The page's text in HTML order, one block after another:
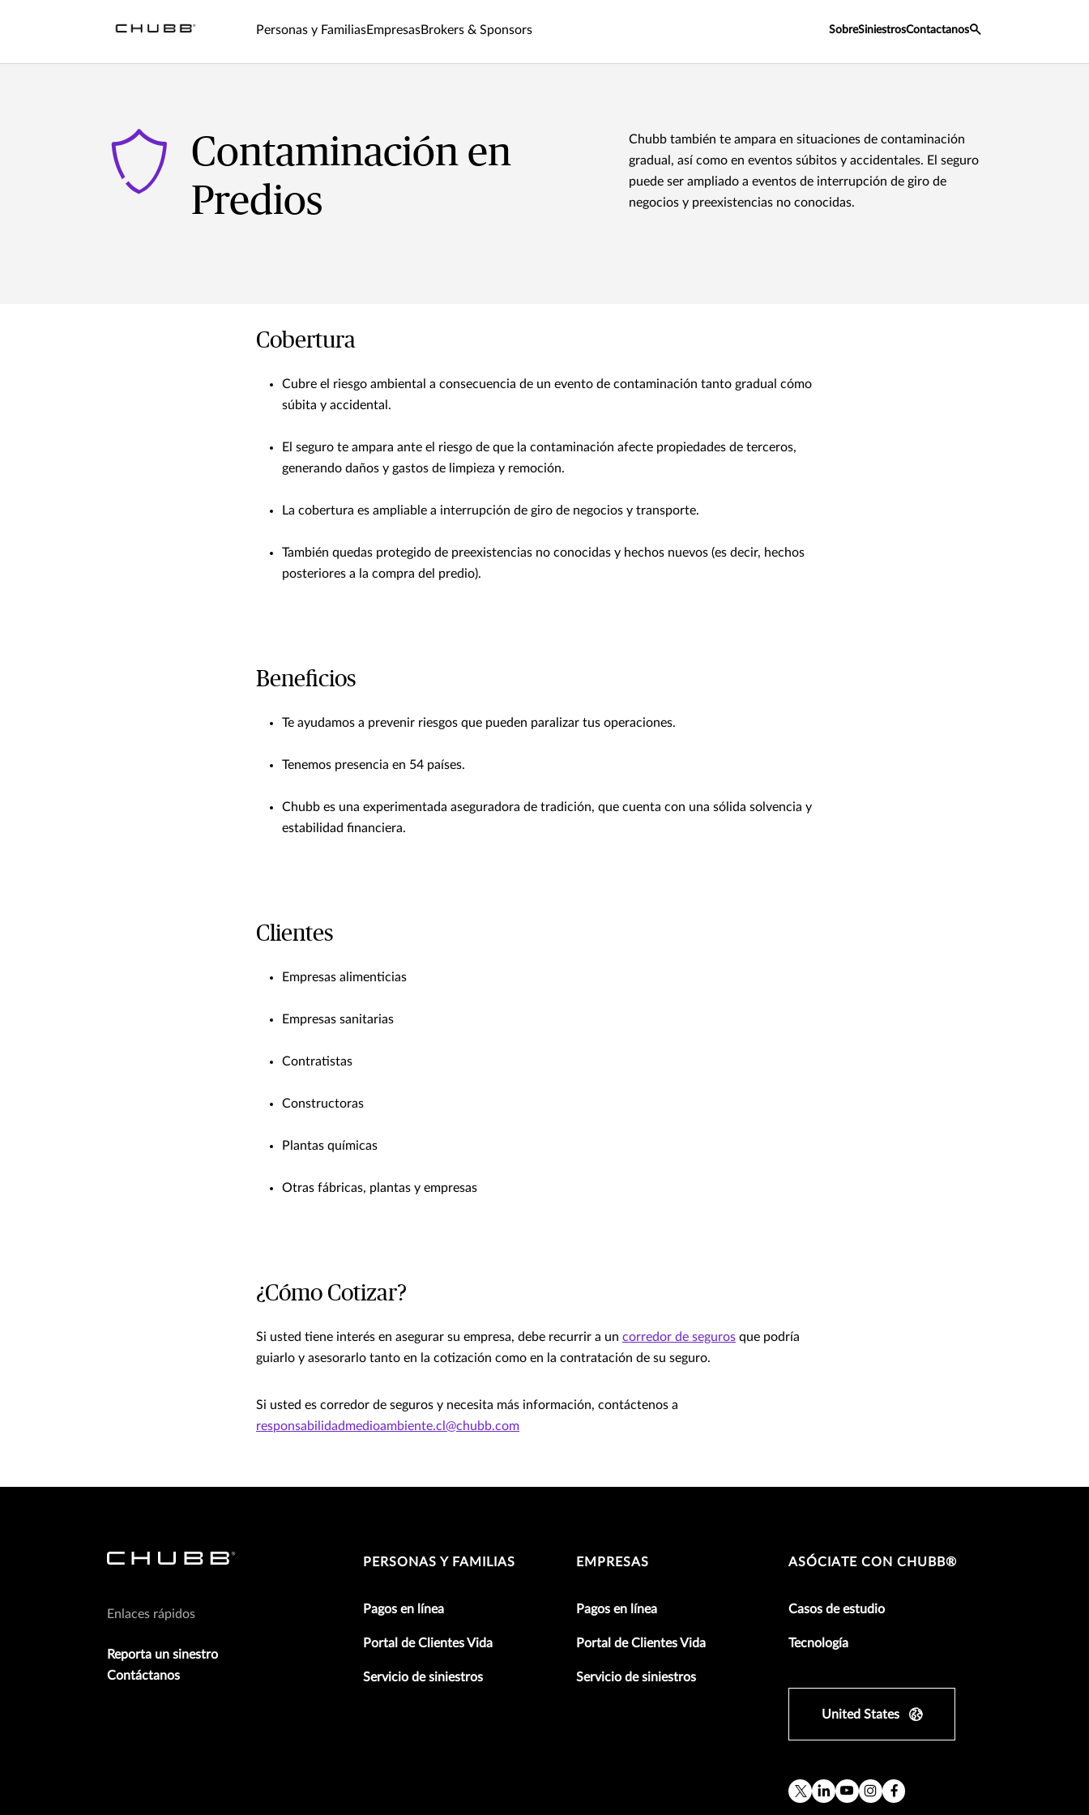
Personas y FamiliasEmpresasBrokers & Sponsors SobreSiniestrosContactanos
Contaminación en
Predios
Chubb también te ampara en situaciones de contaminación
gradual, así como en eventos súbitos y accidentales. El seguro
puede ser ampliado a eventos de interrupción de giro de
negocios y preexistencias no conocidas.
Cobertura
Cubre el riesgo ambiental a consecuencia de un evento de contaminación tanto gradual cómo
súbita y accidental.
El seguro te ampara ante el riesgo de que la contaminación afecte propiedades de terceros,
generando daños y gastos de limpieza y remoción.
La cobertura es ampliable a interrupción de giro de negocios y transporte.
También quedas protegido de preexistencias no conocidas y hechos nuevos (es decir, hechos
posteriores a la compra del predio).
Beneficios
Te ayudamos a prevenir riesgos que pueden paralizar tus operaciones.
Tenemos presencia en 54 países.
Chubb es una experimentada aseguradora de tradición, que cuenta con una sólida solvencia y
estabilidad financiera.
Clientes
Empresas alimenticias
Empresas sanitarias
Contratistas
Constructoras
Plantas químicas
Otras fábricas, plantas y empresas
¿Cómo Cotizar?
Si usted tiene interés en asegurar su empresa, debe recurrir a un corredor de seguros que podría
guiarlo y asesorarlo tanto en la cotización como en la contratación de su seguro.
Si usted es corredor de seguros y necesita más información, contáctenos a
responsabilidadmedioambiente.cl@chubb.com
Enlaces rápidos
Reporta un sinestro
Contáctanos
PERSONAS Y FAMILIAS
Pagos en línea
Portal de Clientes Vida
Servicio de siniestros
EMPRESAS
Pagos en línea
Portal de Clientes Vida
Servicio de siniestros
ASÓCIATE CON CHUBB®
Casos de estudio
Tecnología
United States